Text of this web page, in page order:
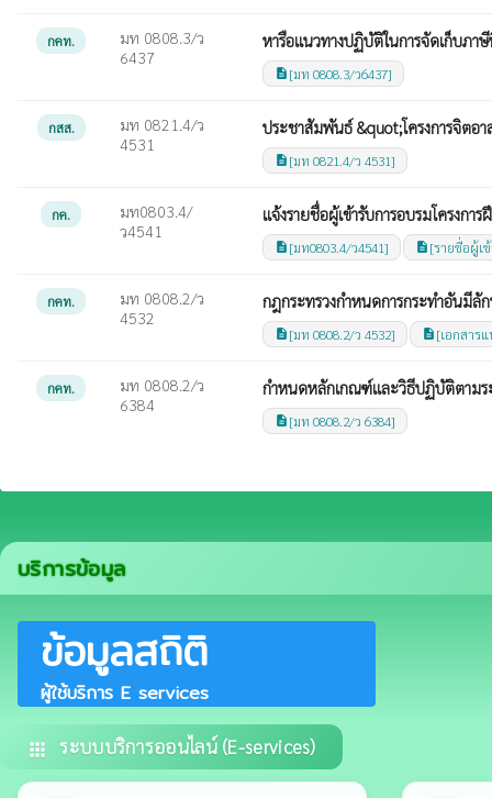
กคท.
มท 0808.3/ว
6437
หารือแนวทางปฏิบัติในการจัดเก็บภา
description [มท 0808.3/ว6437]
กสส.
มท 0821.4/ว
4531
ประชาสัมพันธ์ &quot;โครงการจิตอ
description [มท 0821.4/ว 4531]
กค.
มท0803.4/
ว4541
แจ้งรายชื่อผู้เข้ารับการอบรมโครงก
description [มท0803.4/ว4541] description [รายชื่อผู้เ
กคท.
มท 0808.2/ว
4532
กฎกระทรวงกำหนดการกระทำอันมีลั
description [มท 0808.2/ว 4532] description [เอกสาร
กคท.
มท 0808.2/ว
6384
กำหนดหลักเกณฑ์และวิธีปฏิบัติตามร
description [มท 0808.2/ว 6384]
บริการข้อมูล
ข้อมูลสถิติ
ผู้ใช้บริการ E services
apps ระบบบริการออนไลน์ (E-services)